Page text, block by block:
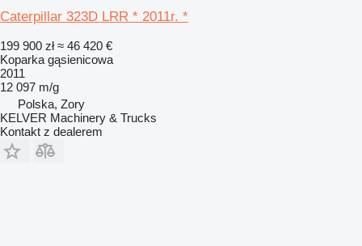
Caterpillar 323D LRR * 2011r. *
199 900 zł ≈ 46 420 €
Koparka gąsienicowa
2011
12 097 m/g
Polska, Zory
KELVER Machinery & Trucks
Kontakt z dealerem